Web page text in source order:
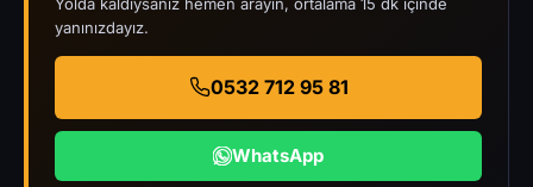
yanınızdayız.
0532 712 95 81
WhatsApp